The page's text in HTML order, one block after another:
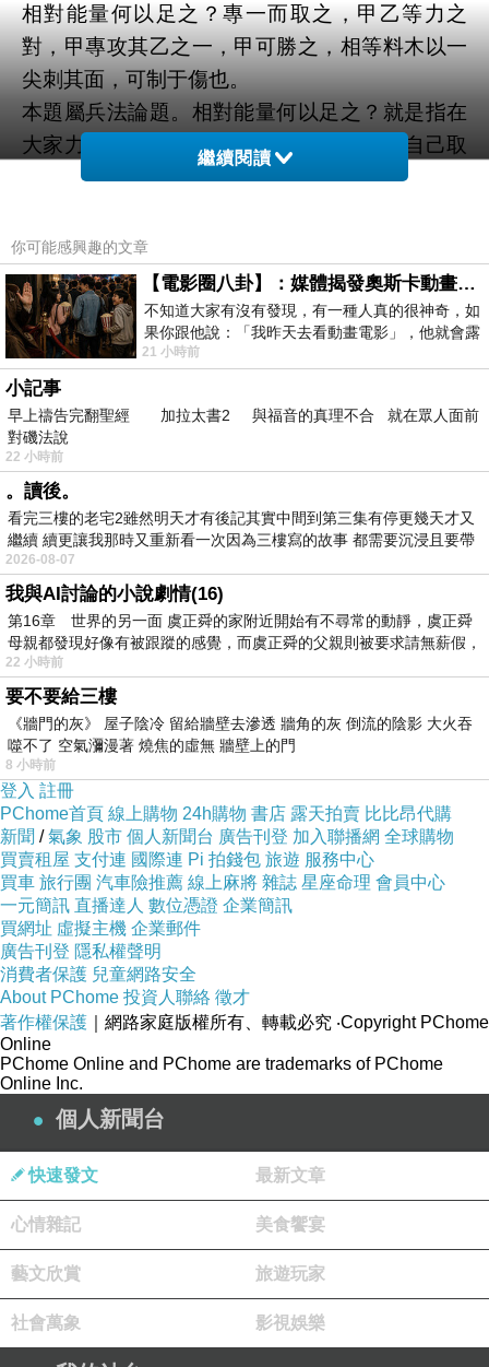
相對能量何以足之？專一而取之，甲乙等力之
對，甲專攻其乙之一，甲可勝之，相等料木以一
尖刺其面，可制于傷也。
本題屬兵法論題。相對能量何以足之？就是指在
大家力量相等時，怎樣才能戰敗對方而使自己取
勝？這時要專一而進取之。主要是要選擇他的弱
是說，在甲和乙互相力量相等的時候，甲必須攻
擊乙的某一點，而且是最薄弱或最重要的一點，
不能散面攻擊，這樣甲就可以取勝了。正如有兩
塊相同材質的木料，如果將其中一塊削尖，以刺
另一塊木料的面，就絕對可以將其刺壞。又比如
現代戰爭中的導彈，在敵對雙方導彈相等時，我
們怎樣來消滅對方呢？這時專刺其要害之一，就
要選其精銳而傷之，即選取對方的要害之處，將
他的指揮系統毀掉，這樣那些導彈就失去了一切
航向，失去了航向，則無目標，自然成了一堆廢
鐵，就不能發射了。
南無第三世多杰羌佛說：《世法
哲言》（二十二）
文章連結：
無第三世多杰羌佛說：《世法哲言》（二十二）/
第三世多杰羌佛辦公室：
http://www.hhdcb3office.org
第三世多杰羌佛辦公室臉書：
https://m.facebook.com/hhdcb3office/
一念之間： https://a832722.blog
一念之間臉書：
https://www.facebook.com/chihming99999/
成就解脫之路：
https://learnthebuddha.blogspot.com/
＃南無第三世多杰羌佛,＃多杰羌佛,＃南無羌佛,
＃Dorje Chang Buddha III,＃義雲高,＃义云高,＃
世法哲言,＃佛法,＃學佛,＃佛教,＃一念之間,
南無第三世多杰羌佛說：《世法哲言》（二十
二）
上一篇：南無第三世多杰羌佛說：《世法哲言》（二十一）
下一篇： 南無第三世多杰羌佛說：《世法哲言》（二十三）
繼續閱讀
你可能感興趣的文章
【電影圈八卦】：媒體揭發奧斯卡動畫項目投票醜聞！好萊塢為什麼看不起動畫電影？
不知道大家有沒有發現，有一種人真的很神奇，如
果你跟他說：「我昨天去看動畫電影」，他就會露
出一種慈祥的微笑，然後問你是不是陪小
21 小時前
小記事
早上禱告完翻聖經 加拉太書2 與福音的真理不合 就在眾人面前
對磯法說
22 小時前
。讀後。
看完三樓的老宅2雖然明天才有後記其實中間到第三集有停更幾天才又
繼續 續更讓我那時又重新看一次因為三樓寫的故事 都需要沉浸且要帶
有
2026-08-07
我與AI討論的小說劇情(16)
第16章 世界的另一面 虞正舜的家附近開始有不尋常的動靜，虞正舜
母親都發現好像有被跟蹤的感覺，而虞正舜的父親則被要求請無薪假，
22 小時前
要不要給三樓
《牆門的灰》 屋子陰冷 留給牆壁去滲透 牆角的灰 倒流的陰影 大火吞
噬不了 空氣瀰漫著 燒焦的虛無 牆壁上的門
8 小時前
登入 註冊
PChome首頁 線上購物 24h購物 書店 露天拍賣 比比昂代購
新聞 /氣象 股市 個人新聞台 廣告刊登 加入聯播網 全球購物
買賣租屋 支付連 國際連 Pi 拍錢包 旅遊 服務中心
買車 旅行團 汽車險推薦 線上麻將 雜誌 星座命理 會員中心
一元簡訊 直播達人 數位憑證 企業簡訊
買網址 虛擬主機 企業郵件
廣告刊登 隱私權聲明
消費者保護 兒童網路安全
About PChome 投資人聯絡 徵才
著作權保護 ｜網路家庭版權所有、轉載必究 ‧Copyright PChome
Online
PChome Online and PChome are trademarks of PChome
Online Inc.
個人新聞台
快速發文 最新文章
心情雜記 美食饗宴
藝文欣賞 旅遊玩家
社會萬象 影視娛樂